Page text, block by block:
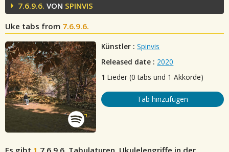
7.6.9.6. VON SPINVIS
Uke tabs from 7.6.9.6.
Künstler : Spinvis
Released date : 2020
1 Lieder (0 tabs und 1 Akkorde)
Tab hinzufügen